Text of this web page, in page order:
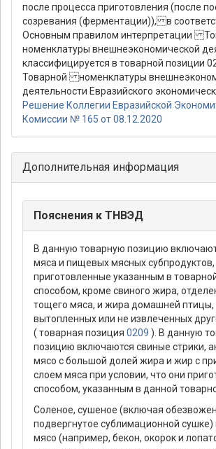
после процесса приготовления (после
созревания (ферментации)), в
Основным правилом интерпретации
номенклатуры внешнеэкономической
классифицируется в товарной позиции
Товарной номенклатуры
деятельности Евразийского
Решение Коллегии Евразийской
Комиссии № 165 от 08.12.2020
Дополнительная информация
Пояснения к ТНВЭД
В данную товарную позицию
мяса и пищевых мясных субпродуктов,
приготовленные указанным в
способом, кроме свиного жира,
тощего мяса, и жира домашней птицы,
вытопленных или не извлеченных
( товарная позиция 0209 ). В данную
позицию включаются свиные стрики,
мясо с большой долей жира и жир с
слоем мяса при условии, что они
способом, указанным в данной
Соленое, сушеное (включая
подвергнутое сублимационной сушке)
мясо (например, бекон, окорок и